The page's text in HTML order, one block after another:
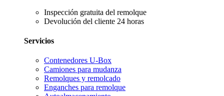
Inspección gratuita del remolque
Devolución del cliente 24 horas
Servicios
Contenedores U-Box
Camiones para mudanza
Remolques y remolcado
Enganches para remolque